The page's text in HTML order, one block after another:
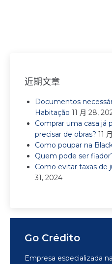
近期文章
Documentos
Habitação 11 月 28,
Comprar uma casa já
precisar de obras? 11
Como poupar na
Quem pode ser
Como evitar taxas de
31, 2024
Go Crédito
Empresa especializada